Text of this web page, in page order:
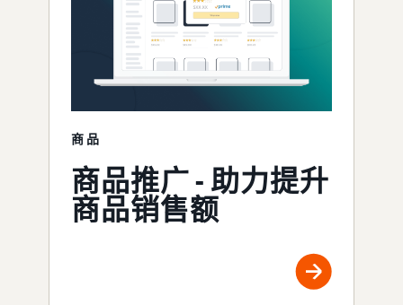
商品
商品推广 - 助力提升
商品销售额